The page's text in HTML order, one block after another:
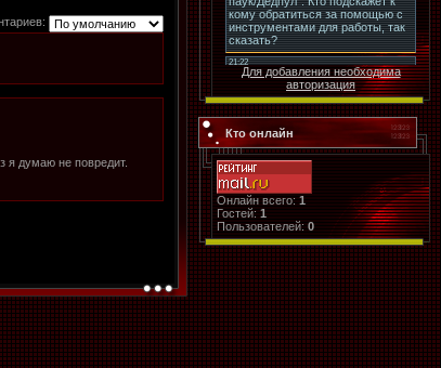
я думаю не повредит.
Для добавления необходима
авторизация
Кто онлайн
Онлайн всего: 1
Гостей: 1
Пользователей: 0